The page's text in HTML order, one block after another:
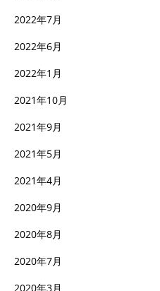
2022年7月
2022年6月
2022年1月
2021年10月
2021年9月
2021年5月
2021年4月
2020年9月
2020年8月
2020年7月
2020年3月